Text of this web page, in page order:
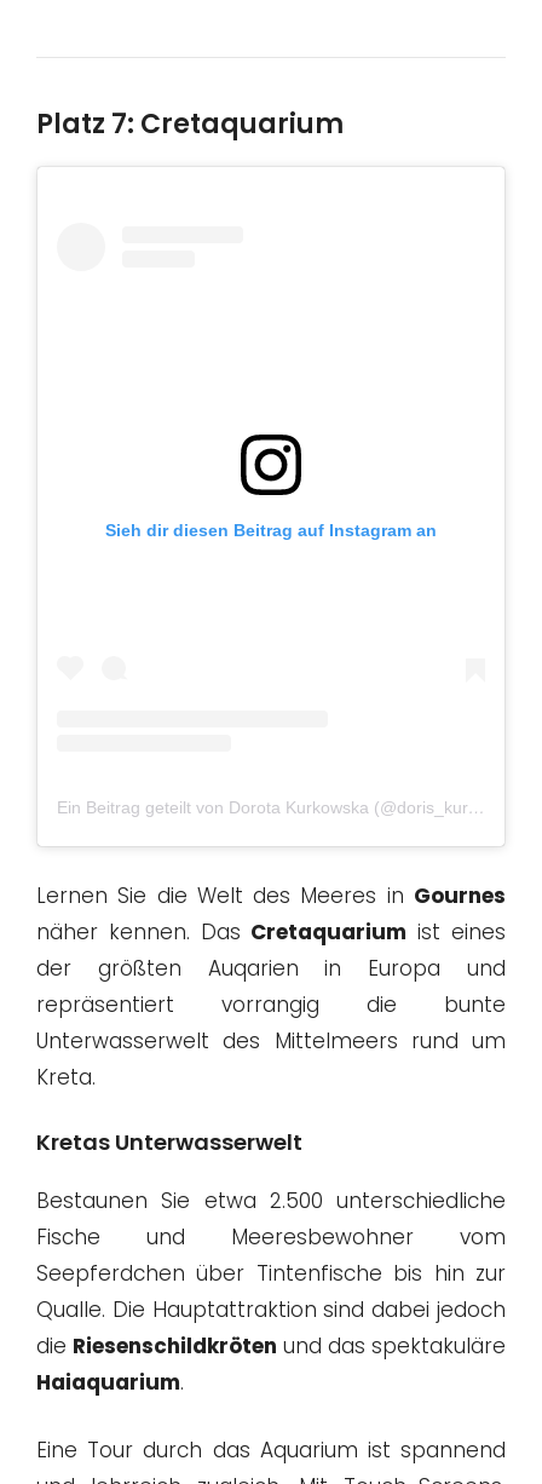
Platz 7: Cretaquarium
Sieh dir diesen Beitrag auf Instagram an
Ein Beitrag geteilt von Dorota Kurkowska (@doris_kurkowska)
Lernen Sie die Welt des Meeres in Gournes
näher kennen. Das Cretaquarium ist eines
der größten Auqarien in Europa und
repräsentiert vorrangig die bunte
Unterwasserwelt des Mittelmeers rund um
Kreta.
Kretas Unterwasserwelt
Bestaunen Sie etwa 2.500 unterschiedliche
Fische und Meeresbewohner vom
Seepferdchen über Tintenfische bis hin zur
Qualle. Die Hauptattraktion sind dabei jedoch
die Riesenschildkröten und das spektakuläre
Haiaquarium.
Eine Tour durch das Aquarium ist spannend